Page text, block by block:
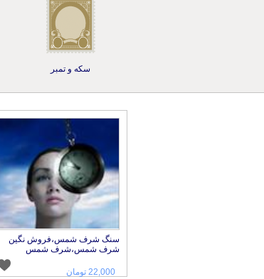
سکه و تمبر
سنگ شرف شمس،فروش نگین
شرف شمس،شرف شمس
22,000 تومان